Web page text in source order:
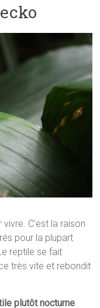
C’est la raison
pour la plupart
reptile se fait
très vite et rebondit
plutôt nocturne.